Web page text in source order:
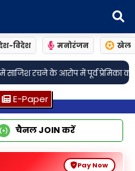
विदेश मनोरंजन खेल
भाई गिरफ्तार• मिड-डे मील में बच्चों
E-Paper
चैनलJOIN करें
Pay Now